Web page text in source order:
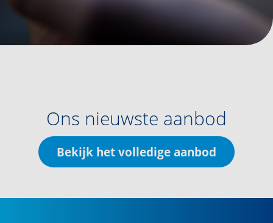
Ons nieuwste aanbod
Bekijk het volledige aanbod